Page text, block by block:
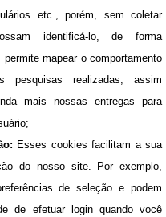
etc., porém, sem coletar
identificá-lo, de forma
mapear o comportamento
realizadas, assim
mais nossas entregas para
;
Esses cookies facilitam a sua
do nosso site. Por exemplo,
de seleção e podem
de efetuar login quando você